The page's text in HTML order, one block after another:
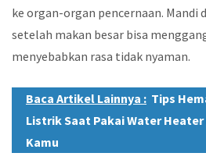
ke organ-organ pencernaan. Mandi
setelah makan besar bisa
menyebabkan rasa tidak nyaman.
Baca Artikel Lainnya : Tips
Listrik Saat Pakai Water
Kamu